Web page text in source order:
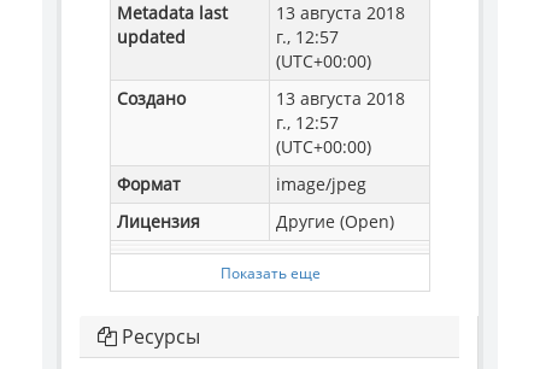
Metadata last
updated
13 августа 2018
г., 12:57
(UTC+00:00)
Создано
13 августа 2018
г., 12:57
(UTC+00:00)
Формат
image/jpeg
Лицензия
Другие (Open)
Показать еще
Ресурсы